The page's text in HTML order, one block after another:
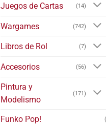
Juegos de Cartas (14)
Wargames (742)
Libros de Rol (7)
Accesorios (56)
Pintura y
Modelismo
(171)
Funko Pop!